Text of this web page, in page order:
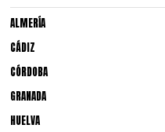
ALMERÍA
CÁDIZ
CÓRDOBA
GRANADA
HUELVA